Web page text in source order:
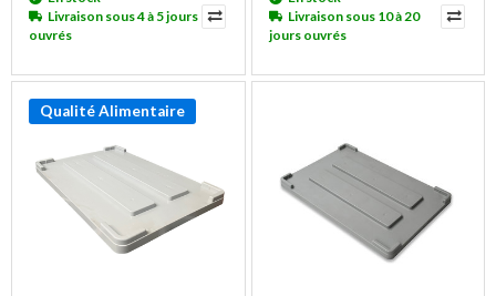
Livraison sous 4 à 5 jours
ouvrés
Livraison sous 10 à 20
jours ouvrés
Qualité Alimentaire